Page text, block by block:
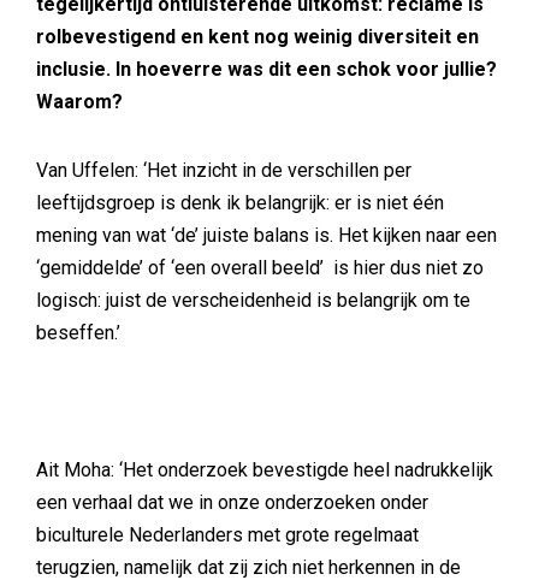
rolbevestigend en kent nog weinig diversiteit en
inclusie. In hoeverre was dit een schok voor jullie?
Waarom?
Van Uffelen: ‘Het inzicht in de verschillen per
leeftijdsgroep is denk ik belangrijk: er is niet één
mening van wat ‘de’ juiste balans is. Het kijken naar een
‘gemiddelde’ of ‘een overall beeld’ is hier dus niet zo
logisch: juist de verscheidenheid is belangrijk om te
beseffen.’
Ait Moha: ‘Het onderzoek bevestigde heel nadrukkelijk
een verhaal dat we in onze onderzoeken onder
biculturele Nederlanders met grote regelmaat
terugzien, namelijk dat zij zich niet herkennen in de